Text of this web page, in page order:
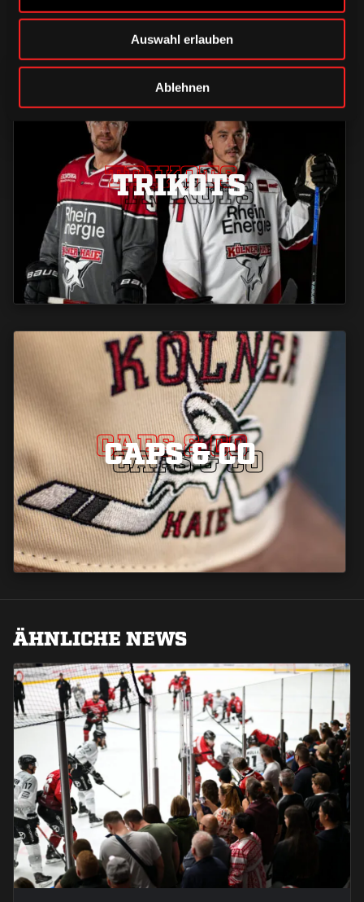
Auswahl erlauben
Ablehnen
TRIKOTS
TRIKOTS
TRIKOTS
CAPS & CO
CAPS & CO
CAPS & CO
ÄHNLICHE NEWS